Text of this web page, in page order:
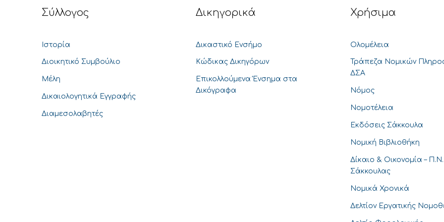
Σύλλογος
Ιστορία
Διοικητικό Συμβούλιο
Μέλη
Δικαιολογητικά Εγγραφής
Διαμεσολαβητές
Δικηγορικά
Δικαστικό Ενσήμο
Κώδικας Δικηγόρων
Επικολλούμενα Ένσημα στα
Δικόγραφα
Χρήσιμα
Ολομέλεια
Τράπεζα Νομικών
ΔΣΑ
Νόμος
Νομοτέλεια
Εκδόσεις Σάκκουλα
Νομική Βιβλιοθήκη
Δίκαιο & Οικονομία – Π.Ν.
Σάκκουλας
Νομικά Χρονικά
Δελτίον Εργατικής